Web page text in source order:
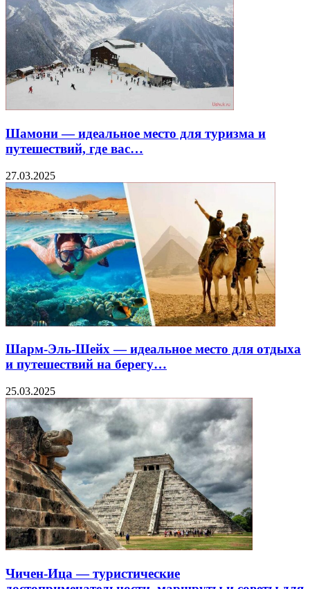
Шамони — идеальное место для туризма и
путешествий, где вас…
27.03.2025
Шарм-Эль-Шейх — идеальное место для отдыха
и путешествий на берегу…
25.03.2025
Чичен-Ица — туристические